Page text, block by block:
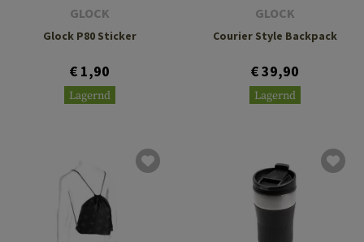
GLOCK
Glock P80 Sticker
€ 1,90
Lagernd
GLOCK
Courier Style Backpack
€ 39,90
Lagernd